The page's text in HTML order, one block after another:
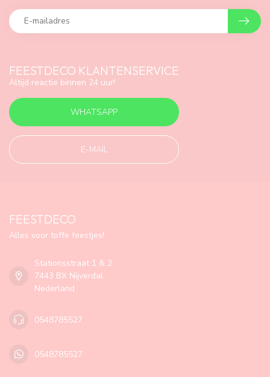
FEESTDECO KLANTENSERVICE
Altijd reactie binnen 24 uur!
WHATSAPP
E-MAIL
FEESTDECO
Alles voor toffe feestjes!
Stationsstraat 1 & 2
7443 BX Nijverdal
Nederland
0548785527
0548785527